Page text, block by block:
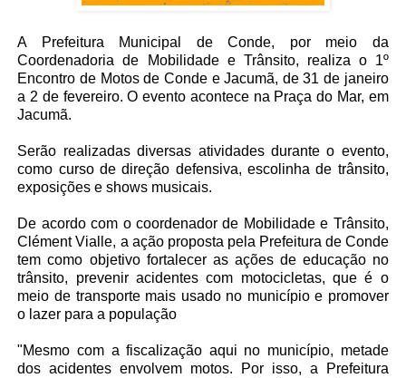
A Prefeitura Municipal de Conde, por meio da
Coordenadoria de Mobilidade e Trânsito, realiza o 1º
Encontro de Motos de Conde e Jacumã, de 31 de janeiro
a 2 de fevereiro. O evento acontece na Praça do Mar, em
Jacumã.
Serão realizadas diversas atividades durante o evento,
como curso de direção defensiva, escolinha de trânsito,
exposições e shows musicais.
De acordo com o coordenador de Mobilidade e Trânsito,
Clément Vialle, a ação proposta pela Prefeitura de Conde
tem como objetivo fortalecer as ações de educação no
trânsito, prevenir acidentes com motocicletas, que é o
meio de transporte mais usado no município e promover
o lazer para a população
"Mesmo com a fiscalização aqui no município, metade
dos acidentes envolvem motos. Por isso, a Prefeitura